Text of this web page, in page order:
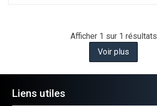
Afficher 1 sur 1 résultats
Voir plus
Liens utiles